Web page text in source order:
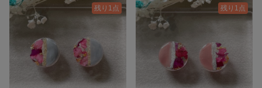
残り1点 残り1点